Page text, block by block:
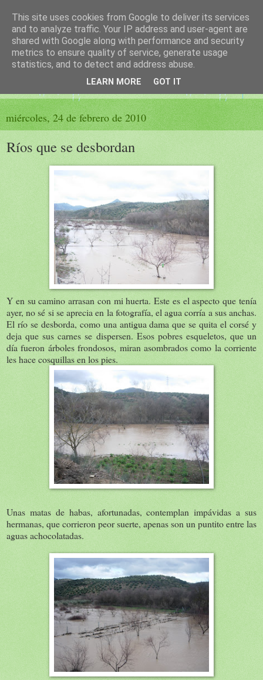
El sueño de las palabras
PÁGINA LITERARIA DE FELISA MORENO
miércoles, 24 de febrero de 2010
Ríos que se desbordan
Y en su camino arrasan con mi huerta. Este es el aspecto que tenía
ayer, no sé si se aprecia en la fotografía, el agua corría a sus anchas.
El río se desborda, como una antigua dama que se quita el corsé y
deja que sus carnes se dispersen. Esos pobres esqueletos, que un
día fueron árboles frondosos, miran asombrados como la corriente
les hace cosquillas en los pies.
Unas matas de habas, afortunadas, contemplan impávidas a sus
hermanas, que corrieron peor suerte, apenas son un puntito entre las
aguas achocolatadas.
This site uses cookies from Google to deliver its services
and to analyze traffic. Your IP address and user-agent are
shared with Google along with performance and security
metrics to ensure quality of service, generate usage
statistics, and to detect and address abuse.
LEARN MORE GOT IT